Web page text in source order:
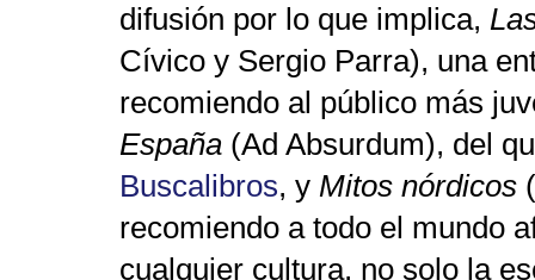
difusión por lo que implica,
Cívico y Sergio Parra), una
recomiendo al público más
España (Ad Absurdum), del
Buscalibros, y Mitos nórdicos
recomiendo a todo el mundo
cualquier cultura, no solo la